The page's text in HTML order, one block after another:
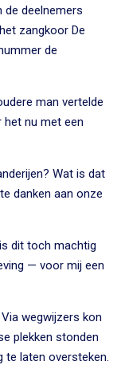
de deelnemers
zangkoor De
de
man vertelde
het nu met een
Wat is dat
danken aan onze
dit toch machtig
— voor mij een
wegwijzers kon
plekken stonden
te laten oversteken.